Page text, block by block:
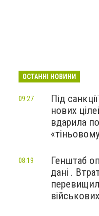
ОСТАННІ НОВИНИ
Під
нових
вдарила
09:27
Генштаб
дані .
військових
08:19